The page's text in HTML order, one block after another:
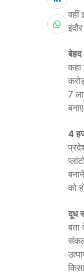
वहीं
बेहद
कहा
7
4
को
दूध
बता